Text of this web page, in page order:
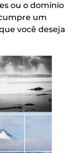
ou o domínio
um
você deseja